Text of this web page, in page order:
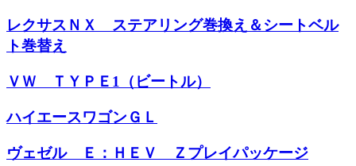
レクサスＮＸ ステアリング巻換え＆シートベル
ト巻替え
ＶＷ ＴＹＰＥ1（ビートル）
ハイエースワゴンＧＬ
ヴェゼル Ｅ：ＨＥＶ Ｚプレイパッケージ